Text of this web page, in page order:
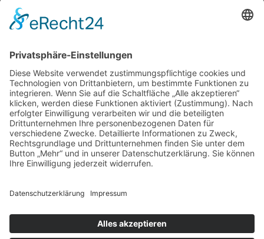
Rock Memories II
Stones Day München
Unerhört
The Lost 80s Tapes
Über uns
Kontakt
Neueste Beiträge
Bewerbt euch für „Hard Rock Rising“!
Act des Monats: MondWild
Münchner Open Air Sommer: Konzerte in der Residenz
Kulturfestival Gräfelfing – 4 Tage Musik & Gemeinschaft
News